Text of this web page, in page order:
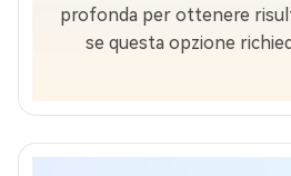
profonda per ottenere
se questa opzione